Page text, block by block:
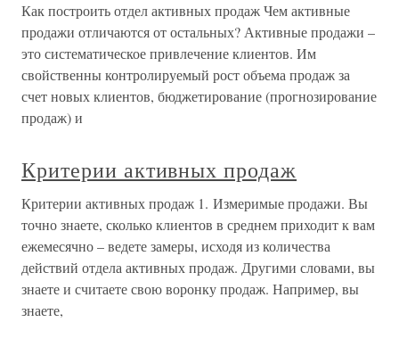
Как построить отдел активных продаж Чем активные
продажи отличаются от остальных? Активные продажи –
это систематическое привлечение клиентов. Им
свойственны контролируемый рост объема продаж за
счет новых клиентов, бюджетирование (прогнозирование
продаж) и
Критерии активных продаж
Критерии активных продаж 1. Измеримые продажи. Вы
точно знаете, сколько клиентов в среднем приходит к вам
ежемесячно – ведете замеры, исходя из количества
действий отдела активных продаж. Другими словами, вы
знаете и считаете свою воронку продаж. Например, вы
знаете,